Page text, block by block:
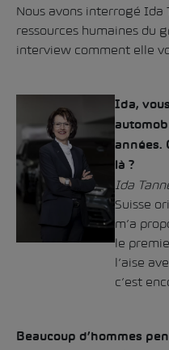
Nous avons interrogé Ida
ressources humaines du
interview comment elle
Ida,
années.
là ?
Ida
Suisse
m’a
le
l’aise
c’est
Beaucoup d’hommes